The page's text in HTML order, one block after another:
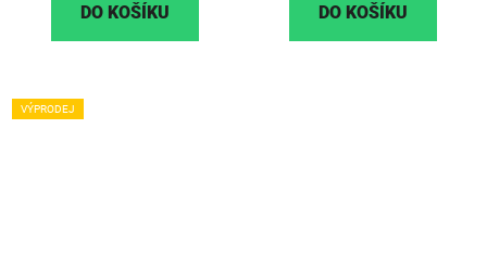
DO KOŠÍKU DO KOŠÍKU
VÝPRODEJ